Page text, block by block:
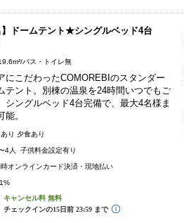
】ドームテント★シングルベッド4台
バス・トイレ無
にこだわったCOMOREBIのスタンダー
テント。別棟の温泉を24時間いつでもご
シングルベッド4台完備で、最大4名様ま
能。
り 夕食あり
4人 子供料金設定有り
オンラインカード決済・現地払い
1%